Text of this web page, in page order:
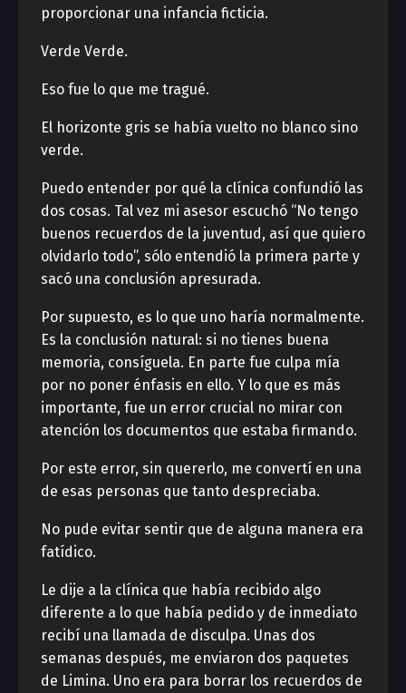
proporcionar una infancia ficticia.
Verde Verde.
Eso fue lo que me tragué.
El horizonte gris se había vuelto no blanco sino
verde.
Puedo entender por qué la clínica confundió las
dos cosas. Tal vez mi asesor escuchó “No tengo
buenos recuerdos de la juventud, así que quiero
olvidarlo todo”, sólo entendió la primera parte y
sacó una conclusión apresurada.
Por supuesto, es lo que uno haría normalmente.
Es la conclusión natural: si no tienes buena
memoria, consíguela. En parte fue culpa mía
por no poner énfasis en ello. Y lo que es más
importante, fue un error crucial no mirar con
atención los documentos que estaba firmando.
Por este error, sin quererlo, me convertí en una
de esas personas que tanto despreciaba.
No pude evitar sentir que de alguna manera era
fatídico.
Le dije a la clínica que había recibido algo
diferente a lo que había pedido y de inmediato
recibí una llamada de disculpa. Unas dos
semanas después, me enviaron dos paquetes
de Limina. Uno era para borrar los recuerdos de